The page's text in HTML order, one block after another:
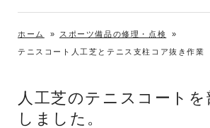
ホーム » スポーツ備品の修理・点検 »
テニスコート人工芝とテニス支柱コア抜き作業
人工芝のテニスコートを
しました。